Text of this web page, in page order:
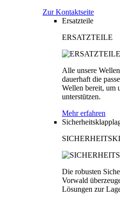
Zur Kontaktseite
Ersatzteile
ERSATZTEILE
Alle unsere
dauerhaft die
Wellen bereit, um
unterstützen.
Mehr erfahren
Die robusten
Vorwald
Lösungen zur